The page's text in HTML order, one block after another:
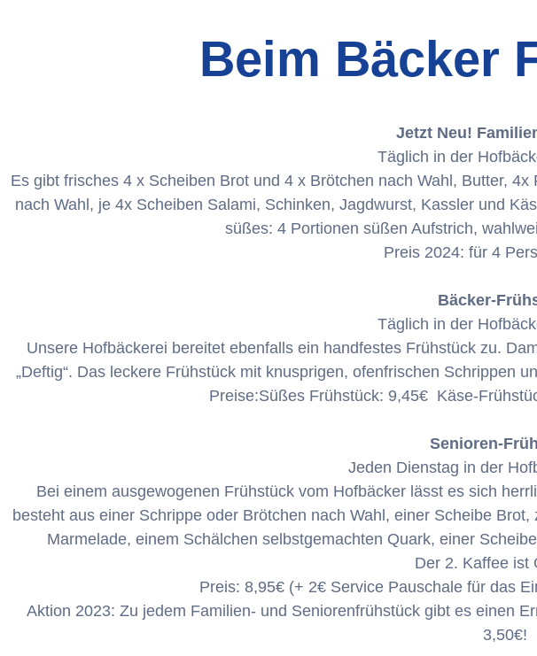
Beim Bäcker
Jetzt Neu!
Täglich in der
Es gibt frisches 4 x Scheiben Brot und 4 x Brötchen nach Wahl, Butter,
nach Wahl, je 4x Scheiben Salami, Schinken, Jagdwurst, Kassler und
süßes: 4 Portionen süßen Aufstrich,
Preis 2024: für 4
Bäcker-
Täglich in der
Unsere Hofbäckerei bereitet ebenfalls ein handfestes Frühstück zu.
„Deftig“. Das leckere Frühstück mit knusprigen, ofenfrischen Schrippen
Preise:Süßes Frühstück: 9,45€ Käse-
Senioren-
Jeden Dienstag in der
Bei einem ausgewogenen Frühstück vom Hofbäcker lässt es sich
besteht aus einer Schrippe oder Brötchen nach Wahl, einer Scheibe
Marmelade, einem Schälchen selbstgemachten Quark, einer
Der 2. Kaffee ist
Preis: 8,95€ (+ 2€ Service Pauschale für das
Aktion 2023: Zu jedem Familien- und Seniorenfrühstück gibt es einen
3,50€!